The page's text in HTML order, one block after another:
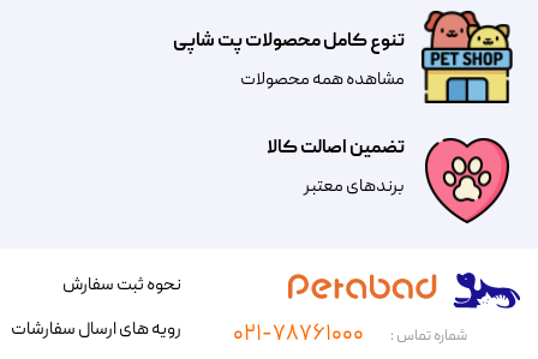
تضمین اصالت کالا
​​برندهای معتبر​​​​​​​
تنوع کامل محصولات پت شاپی
مشاهده همه محصولات
شماره تماس : ۰۲۱-۷۸۷۶۱۰۰۰
نحوه ثبت سفارش
رویه های ارسال سفارشات